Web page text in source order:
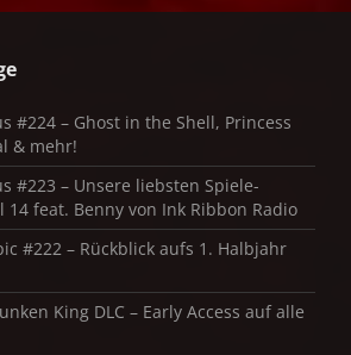
#224 – Ghost in the Shell, Princess
& mehr!
#223 – Unsere liebsten Spiele-
14 feat. Benny von Ink Ribbon Radio
#222 – Rückblick aufs 1. Halbjahr
King DLC – Early Access auf alle